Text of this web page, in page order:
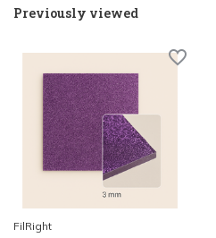
Previously viewed
FilRight